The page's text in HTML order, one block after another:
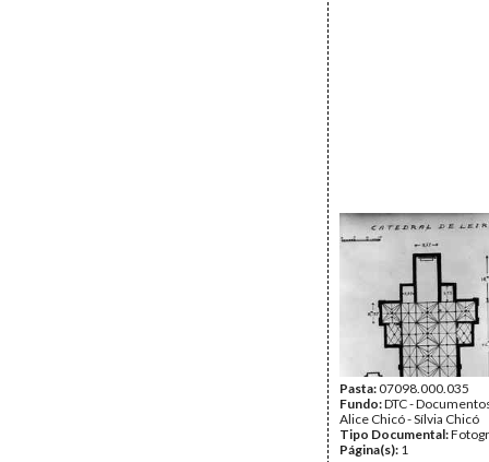
Pasta:07098.000.035
Fundo:DTC -
Alice Chicó - Sílvia Chicó
Tipo Documental:
Página(s): 1